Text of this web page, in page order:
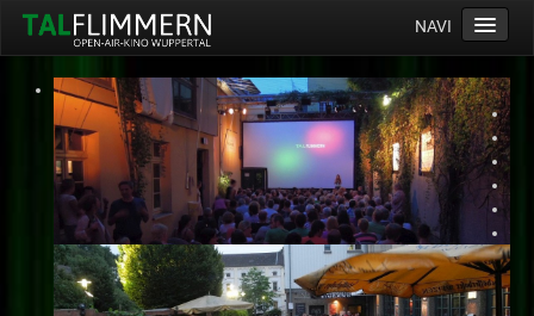
NAVI
Home
Programm
Service
Ticketinfos
Ort
Anreise